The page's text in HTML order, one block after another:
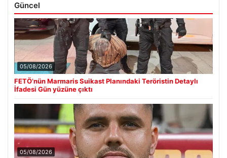
Güncel
05/08/2026
FETÖ’nün Marmaris Suikast Planındaki Teröristin Detaylı
İfadesi Gün yüzüne çıktı
05/08/2026